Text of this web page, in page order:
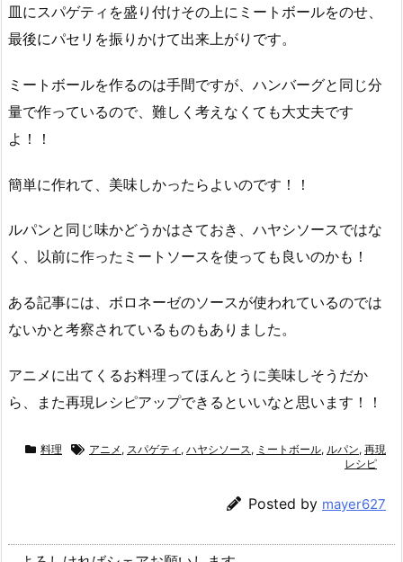
皿にスパゲティを盛り付けその上にミートボールをのせ、
最後にパセリを振りかけて出来上がりです。
ミートボールを作るのは手間ですが、ハンバーグと同じ分
量で作っているので、難しく考えなくても大丈夫です
よ！！
簡単に作れて、美味しかったらよいのです！！
ルパンと同じ味かどうかはさておき、ハヤシソースではな
く、以前に作ったミートソースを使っても良いのかも！
ある記事には、ボロネーゼのソースが使われているのでは
ないかと考察されているものもありました。
アニメに出てくるお料理ってほんとうに美味しそうだか
ら、また再現レシピアップできるといいなと思います！！
料理 アニメ , スパゲティ , ハヤシソース , ミートボール, ルパン, 再現
レシピ
Posted by mayer627